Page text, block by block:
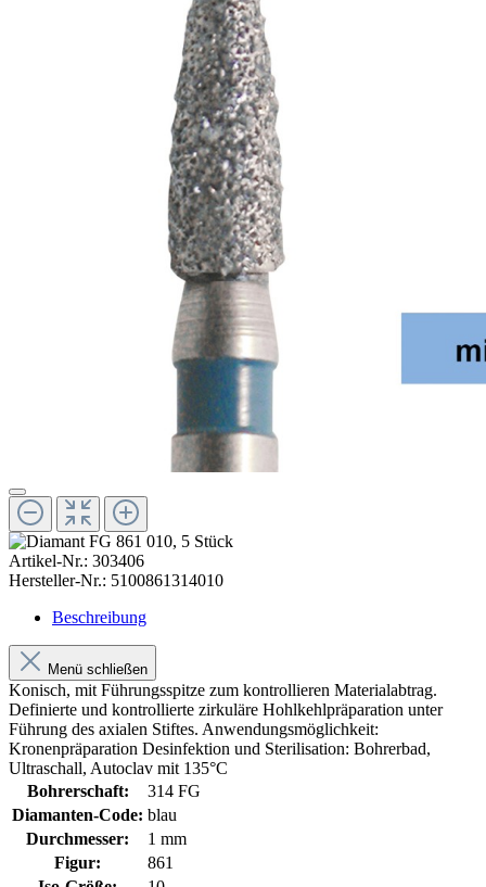
Artikel-Nr.: 303406
Hersteller-Nr.: 5100861314010
Beschreibung
Menü schließen
Konisch, mit Führungsspitze zum kontrollieren Materialabtrag.
Definierte und kontrollierte zirkuläre Hohlkehlpräparation unter
Führung des axialen Stiftes. Anwendungsmöglichkeit:
Kronenpräparation Desinfektion und Sterilisation: Bohrerbad,
Ultraschall, Autoclav mit 135°C
Bohrerschaft:
314 FG
Diamanten-Code: blau
Durchmesser:
1 mm
Figur:
861